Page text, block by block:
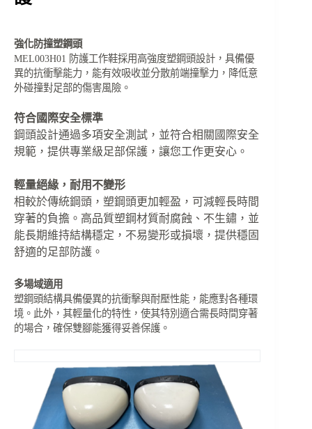
強化防撞塑鋼頭
MEL003H01 防護工作鞋採用高強度塑鋼頭設計，具備優
異的抗衝擊能力，能有效吸收並分散前端撞擊力，降低意
外碰撞對足部的傷害風險。
符合國際安全標準
鋼頭設計通過多項安全測試，並符合相關國際安全
規範，提供專業級足部保護，讓您工作更安心。
輕量絕緣，耐用不變形
相較於傳統鋼頭，塑鋼頭更加輕盈，可減輕長時間
穿著的負擔。高品質塑鋼材質耐腐蝕、不生鏽，並
能長期維持結構穩定，不易變形或損壞，提供穩固
舒適的足部防護。
多場域適用
塑鋼頭結構具備優異的抗衝擊與耐壓性能，能應對各種環
境。此外，其輕量化的特性，使其特別適合需長時間穿著
的場合，確保雙腳能獲得妥善保護。